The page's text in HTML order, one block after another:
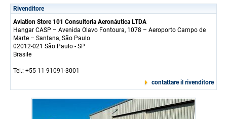
Rivenditore
Aviation Store 101 Consultoria Aeronáutica LTDA
Hangar CASP – Avenida Olavo Fontoura, 1078 – Aeroporto Campo de
Marte – Santana, São Paulo
02012-021 São Paulo - SP
Brasile
Tel.: +55 11 91091-3001
contattare il rivenditore